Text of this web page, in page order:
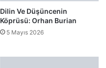
Dilin Ve Düşüncenin
Köprüsü: Orhan Burian
5 Mayıs 2026